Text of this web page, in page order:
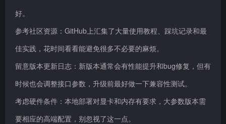
好。
参考社区资源：GitHub上汇集了大量使用教程、踩坑记录和最
佳实践，花时间看看能避免很多不必要的麻烦。
留意版本更新日志：新版本通常会有性能提升和bug修复，但有
时候也会调整接口参数，升级前最好做一下兼容性测试。
考虑硬件条件：本地部署对显卡和内存有要求，大参数版本需
要相应的高端配置，别忽视了这一点。